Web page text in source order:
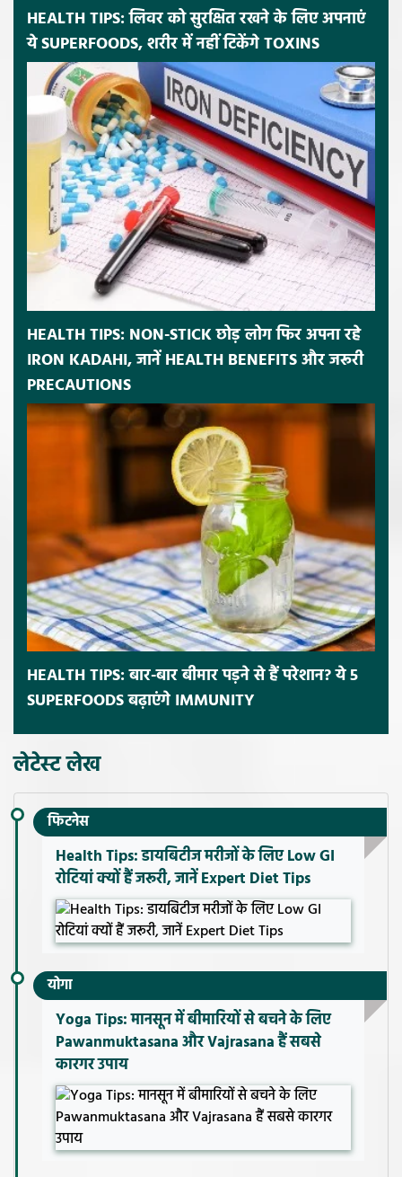
HEALTH TIPS: लिवर को सुरक्षित रखने के लिए अपनाएं
ये SUPERFOODS, शरीर में नहीं टिकेंगे TOXINS
HEALTH TIPS: NON-STICK छोड़ लोग फिर अपना रहे
IRON KADAHI, जानें HEALTH BENEFITS और जरूरी
PRECAUTIONS
HEALTH TIPS: बार-बार बीमार पड़ने से हैं परेशान? ये 5
SUPERFOODS बढ़ाएंगे IMMUNITY
लेटेस्ट लेख
फिटनेस
Health Tips: डायबिटीज मरीजों के लिए Low GI
रोटियां क्यों हैं जरूरी, जानें Expert Diet Tips
योगा
Yoga Tips: मानसून में बीमारियों से बचने के लिए
Pawanmuktasana और Vajrasana हैं सबसे
कारगर उपाय